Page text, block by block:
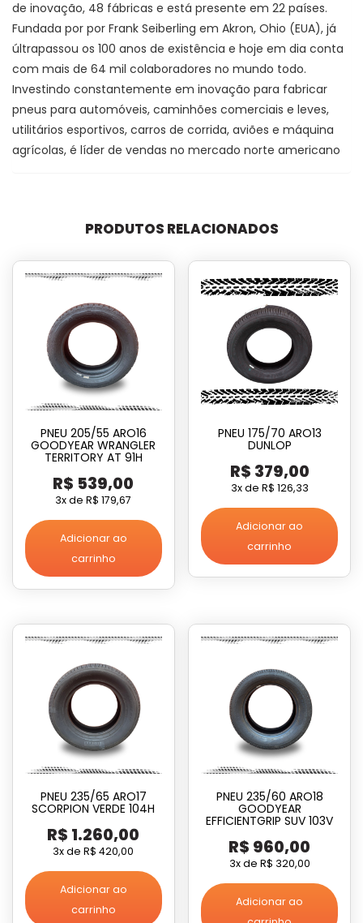
de inovação, 48 fábricas e está presente em 22 países.
Fundada por por Frank Seiberling em Akron, Ohio (EUA), já
últrapassou os 100 anos de existência e hoje em dia conta
com mais de 64 mil colaboradores no mundo todo.
Investindo constantemente em inovação para fabricar
pneus para automóveis, caminhões comerciais e leves,
utilitários esportivos, carros de corrida, aviões e máquina
agrícolas, é líder de vendas no mercado norte americano
PRODUTOS RELACIONADOS
PNEU 205/55 ARO16
GOODYEAR WRANGLER
TERRITORY AT 91H
R$ 539,00
3x deR$ 179,67
Adicionar ao
carrinho
PNEU 175/70 ARO13
DUNLOP
R$ 379,00
3x de R$ 126,33
Adicionar ao
carrinho
PNEU 235/65 ARO17
SCORPION VERDE 104H
R$ 1.260,00
3x deR$ 420,00
Adicionar ao
carrinho
PNEU 235/60 ARO18
GOODYEAR
EFFICIENTGRIP SUV 103V
R$ 960,00
3x de R$ 320,00
Adicionar ao